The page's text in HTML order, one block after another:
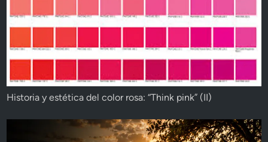
Historia y estética del color rosa: “Think pink” (II)